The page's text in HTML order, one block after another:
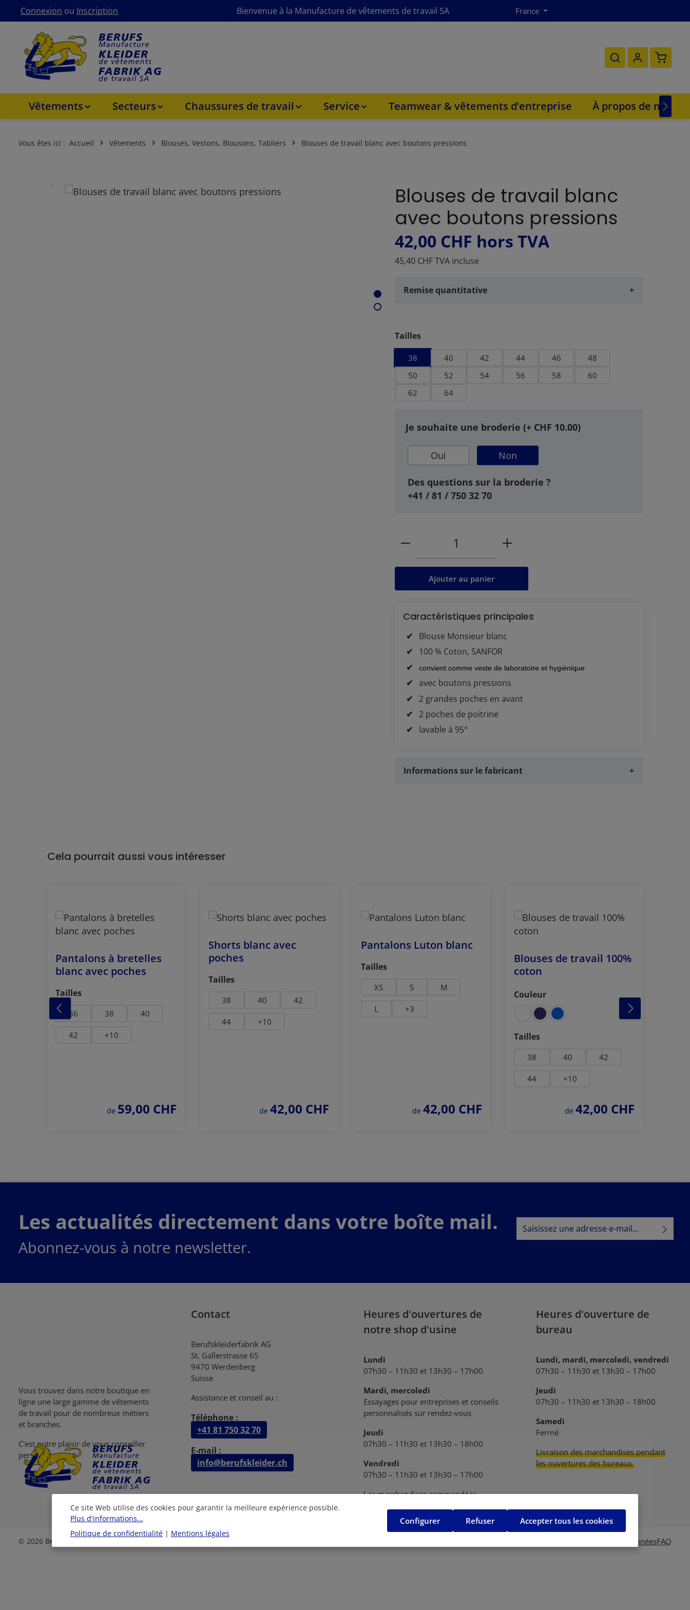
au contenu principal
Passer à la navigation principale
Connexion ou Inscription Bienvenue à la Manufacture de vêtements de travail SA France
Le
Vêtements Secteurs Chaussures de travail Service Teamwear & vêtements d’entreprise À propos de nous
Vous êtes ici : Accueil Vêtements Blouses, Vestons, Blousons, Tabliers Blouses de travail blanc avec boutons pressions
Ignorer la galerie d'images
Blouses de travail blanc
avec boutons pressions
42,00 CHF hors TVA
45,40 CHF TVA incluse
Remise quantitative +
Sélectionnez
Tailles
38 40 42 44 46
48
50
52 54 56 58
60
62
64
Je souhaite une broderie (+ CHF 10.00)
Oui Non
Des questions sur la broderie ?
+41 / 81 / 750 32 70
Quantité de produit : Entrez la quantité
Ajouter au panier
Caractéristiques principales
Blouse Monsieur blanc
100 % Coton, SANFOR
convient comme veste de laboratoire et hygiènique
avec boutons pressions
2 grandes poches en avant
2 poches de poitrine
lavable à 95°
Informations sur le fabricant +
Cela pourrait aussi vous intéresser
Pantalons à bretelles
blanc avec poches
Sélectionnez
Tailles
36 38 40
42 +10
prix régulier :
de 59,00 CHF
Shorts blanc avec
poches
Sélectionnez
Tailles
38 40 42
44 +10
prix régulier :
de 42,00 CHF
Pantalons Luton blanc
Sélectionnez
Tailles
XS S M
L +3
prix régulier :
de 42,00 CHF
Blouses de travail 100%
coton
Sélectionnez
Couleur
Sélectionnez
Tailles
38 40 42
44 +10
prix régulier :
de 42,00 CHF
Les actualités directement dans votre boîte mail.
Abonnez-vous à notre newsletter.
Adresse e-mail*
informations sur la protection des données
conditions générales
Vous trouvez dans notre boutique en
ligne une large gamme de vêtements
de travail pour de nombreux métiers
et branches.
C'est notre plaisir de vous conseiller
personellement!
Contact
Berufskleiderfabrik AG
St. Gallerstrasse 65
9470 Werdenberg
Suisse
Assistance et conseil au :
Téléphone :
+41 81 750 32 70
E-mail :
info@berufskleider.ch
Heures d'ouvertures de
notre shop d'usine
Lundi
07h30 – 11h30 et 13h30 – 17h00
Mardi, mercoledi
Essayages pour entreprises et conseils
personnalisés sur rendez-vous
Jeudi
07h30 – 11h30 et 13h30 – 18h00
Vendredi
07h30 – 11h30 et 13h30 – 17h00
Les marchandises commandées
Heures d'ouverture de
bureau
Lundi, mardi, mercoledi, vendredi
07h30 – 11h30 et 13h30 – 17h00
Jeudi
07h30 – 11h30 et 13h30 – 18h00
Samedi
Fermé
Livraison des marchandises pendant
les ouvertures des bureaux.
© 2026 Berufskleiderfabrik AG Protection des donnéesFAQ
Ce site Web utilise des cookies pour garantir la meilleure expérience possible.
Plus d'informations...
Politique de confidentialité| Mentions légales
Refuser
Configurer Accepter tous les cookies